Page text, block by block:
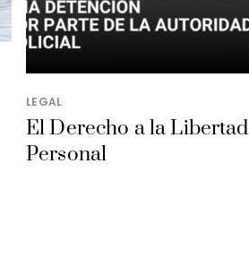
LEGAL
El Derecho a la Libertad
Personal